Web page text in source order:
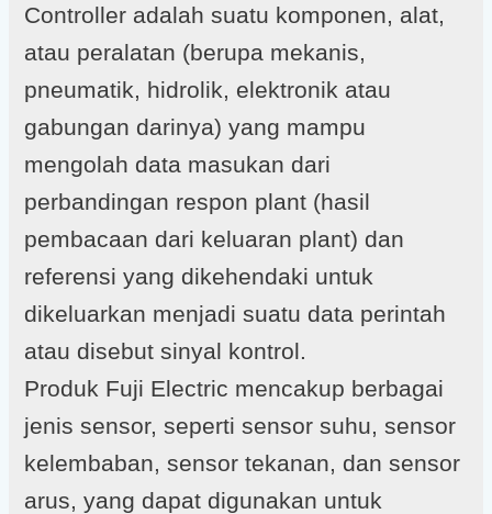
Controller adalah suatu komponen, alat,
atau peralatan (berupa mekanis,
pneumatik, hidrolik, elektronik atau
gabungan darinya) yang mampu
mengolah data masukan dari
perbandingan respon plant (hasil
pembacaan dari keluaran plant) dan
referensi yang dikehendaki untuk
dikeluarkan menjadi suatu data perintah
atau disebut sinyal kontrol.
Produk Fuji Electric mencakup berbagai
jenis sensor, seperti sensor suhu, sensor
kelembaban, sensor tekanan, dan sensor
arus, yang dapat digunakan untuk